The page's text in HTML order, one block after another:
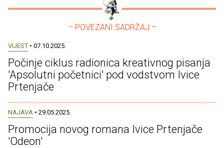
– POVEZANI SADRŽAJ –
VIJEST • 07.10.2025.
Počinje ciklus radionica kreativnog pisanja
'Apsolutni početnici' pod vodstvom Ivice
Prtenjače
NAJAVA • 29.05.2025.
Promocija novog romana Ivice Prtenjače
'Odeon'